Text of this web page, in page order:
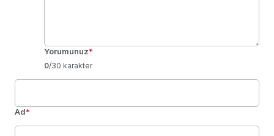
Yorumunuz*
0/30 karakter
Ad*